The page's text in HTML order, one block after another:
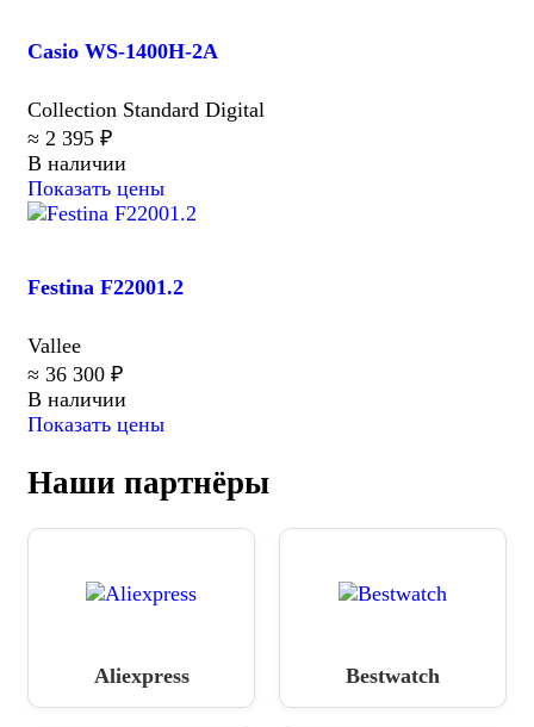
Casio WS-1400H-2A
Collection Standard Digital
≈ 2 395 ₽
В наличии
Показать цены
Festina F22001.2
Vallee
≈ 36 300 ₽
В наличии
Показать цены
Наши партнёры
Aliexpress Bestwatch